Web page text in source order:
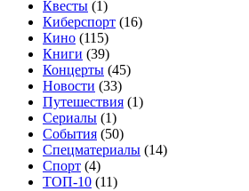
Квесты (1)
Киберспорт (16)
Кино (115)
Книги (39)
Концерты (45)
Новости (33)
Путешествия (1)
Сериалы (1)
События (50)
Спецматериалы (14)
Спорт (4)
ТОП-10 (11)